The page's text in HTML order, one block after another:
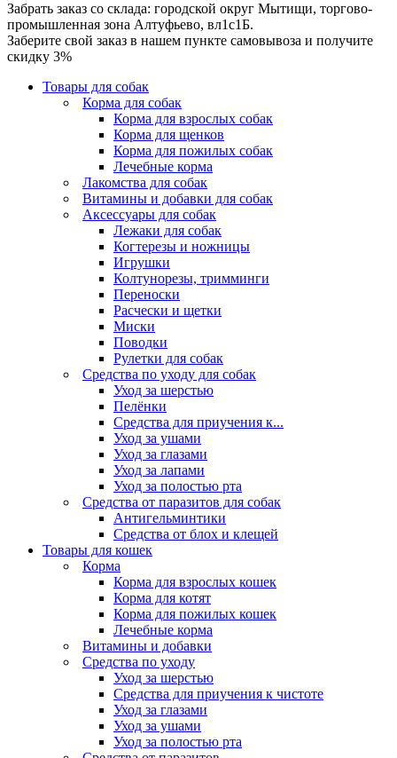
Забрать заказ со склада: городской округ Мытищи, торгово-
промышленная зона Алтуфьево, вл1с1Б.
Заберите свой заказ в нашем пункте самовывоза и получите
скидку 3%
Товары для собак
Корма для собак
Корма для взрослых собак
Корма для щенков
Корма для пожилых собак
Лечебные корма
Лакомства для собак
Витамины и добавки для собак
Аксессуары для собак
Лежаки для собак
Когтерезы и ножницы
Игрушки
Колтунорезы, тримминги
Переноски
Расчески и щетки
Миски
Поводки
Рулетки для собак
Средства по уходу для собак
Уход за шерстью
Пелёнки
Средства для приучения к...
Уход за ушами
Уход за глазами
Уход за лапами
Уход за полостью рта
Средства от паразитов для собак
Антигельминтики
Средства от блох и клещей
Товары для кошек
Корма
Корма для взрослых кошек
Корма для котят
Корма для пожилых кошек
Лечебные корма
Витамины и добавки
Средства по уходу
Уход за шерстью
Средства для приучения к чистоте
Уход за глазами
Уход за ушами
Уход за полостью рта